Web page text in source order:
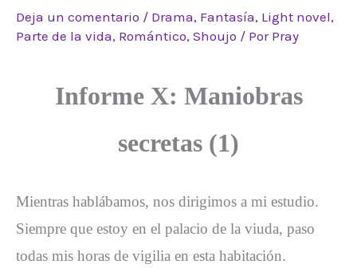
Deja un comentario / Drama, Fantasía, Light novel,
Parte de la vida, Romántico, Shoujo / Por Pray
Informe X: Maniobras
secretas (1)
Mientras hablábamos, nos dirigimos a mi estudio.
Siempre que estoy en el palacio de la viuda, paso
todas mis horas de vigilia en esta habitación.